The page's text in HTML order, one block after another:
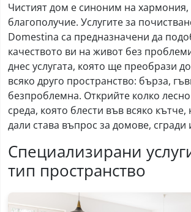
Чистият дом е синоним на хармония,
благополучие. Услугите за
Domestina са предназначени да
качеството ви на живот без
днес услугата, която ще преобрази
всяко друго пространство: бърза,
безпроблемна. Открийте колко
среда, която блести във всяко
дали става въпрос за домове, сгради
Специализирани
тип пространство